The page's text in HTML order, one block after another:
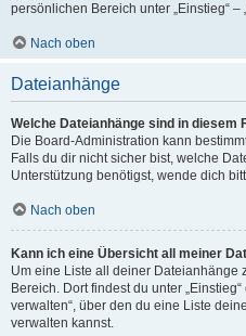
persönlichen Bereich unter „Einstieg“
Nach oben
Dateianhänge
Welche Dateianhänge sind in diesem
Die Board-Administration kann
Falls du dir nicht sicher bist, welche
Unterstützung benötigst, wende dich
Nach oben
Kann ich eine Übersicht all meiner
Um eine Liste all deiner Dateianhänge
Bereich. Dort findest du unter
verwalten“, über den du eine Liste
verwalten kannst.